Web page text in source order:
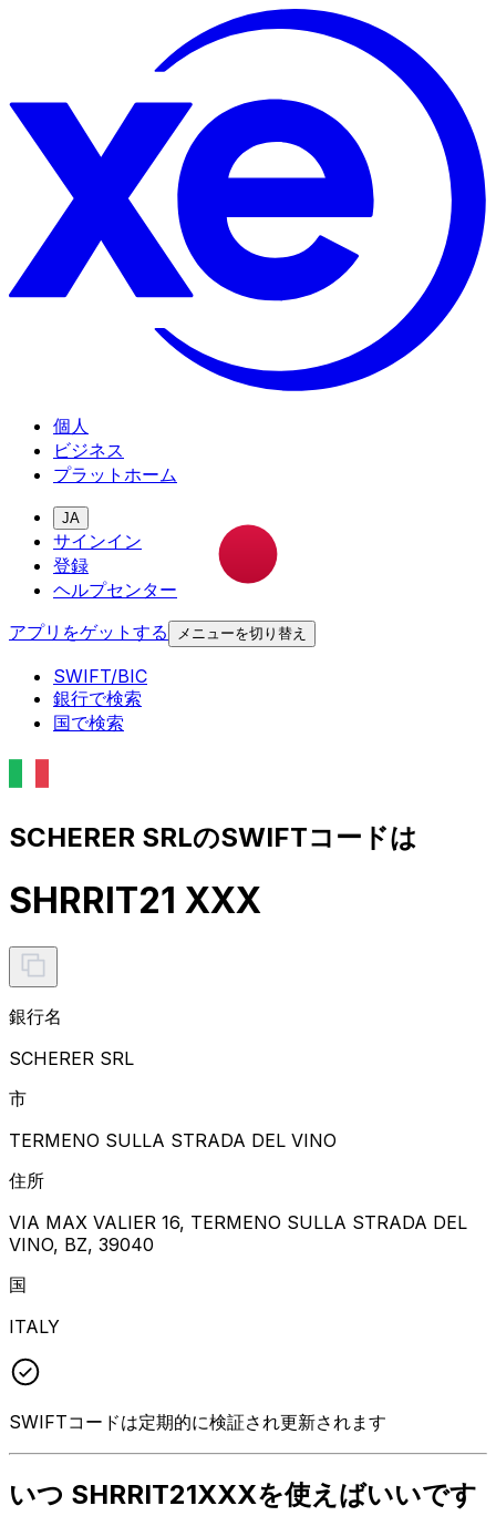
個人
ビジネス
プラットホーム
JA
サインイン
登録
ヘルプセンター
アプリをゲットする
メニューを切り替え
SWIFT/BIC
銀行で検索
国で検索
SCHERER SRLのSWIFTコードは
SHRRIT21 XXX
銀行名
SCHERER SRL
市
TERMENO SULLA STRADA DEL VINO
住所
VIA MAX VALIER 16, TERMENO SULLA STRADA DEL
VINO, BZ, 39040
国
ITALY
SWIFTコードは定期的に検証され更新されます
いつ SHRRIT21XXXを使えばいいです